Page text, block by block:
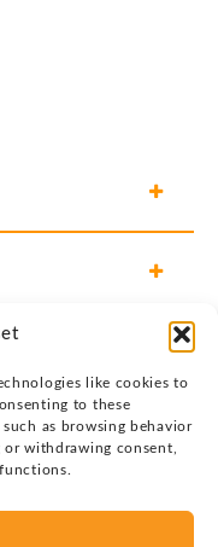
like cookies to
to these
as browsing behavior
withdrawing consent,